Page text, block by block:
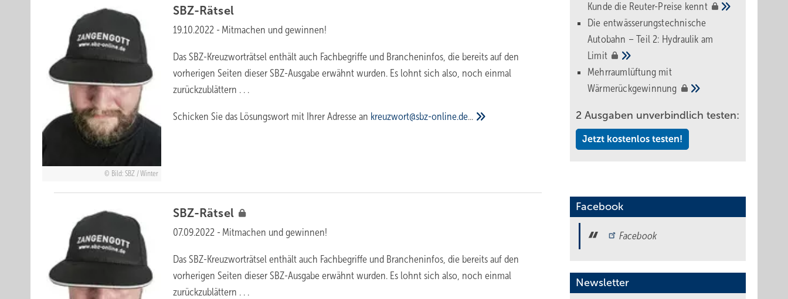
Bild: SBZ / Winter
SBZ-Rätsel
19.10.2022 - Mitmachen und gewinnen!
Das SBZ-Kreuzworträtsel enthält auch Fachbegriffe und Brancheninfos, die bereits auf den
vorherigen Seiten dieser SBZ-Ausgabe erwähnt wurden. Es lohnt sich also, noch einmal
zurückzublättern . . .
Schicken Sie das Lösungswort mit Ihrer Adresse an kreuzwort@sbz-online.de...
SBZ-Rätsel
07.09.2022 - Mitmachen und gewinnen!
Das SBZ-Kreuzworträtsel enthält auch Fachbegriffe und Brancheninfos, die bereits auf den
vorherigen Seiten dieser SBZ-Ausgabe erwähnt wurden. Es lohnt sich also, noch einmal
zurückzublättern . . .
Kunde die Reuter-Preise kennt
Die entwässerungstechnische
Autobahn – Teil 2: Hydraulik am
Limit
Mehrraumlüftung mit
Wärmerückgewinnung
2 Ausgaben unverbindlich testen:
Jetzt kostenlos testen!
Facebook
Facebook
Newsletter